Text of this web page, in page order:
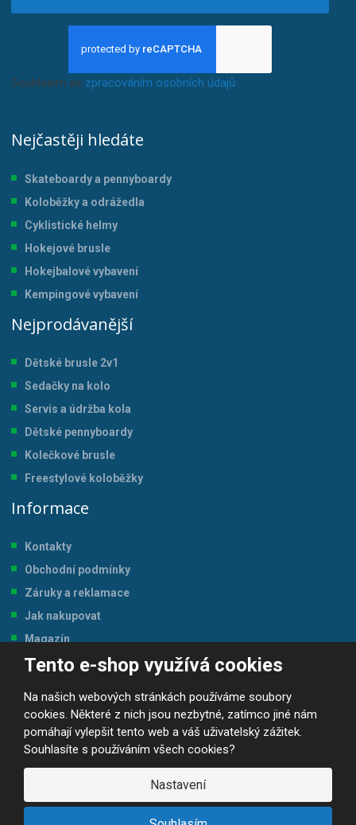
Tento e-shop využívá cookies
Na našich webových stránkách používáme soubory
cookies. Některé z nich jsou nezbytné, zatímco jiné nám
pomáhají vylepšit tento web a váš uživatelský zážitek.
Souhlasíte s používáním všech cookies?
Nastavení
Souhlasím se zpracováním osobních údajů.
Nejčastěji hledáte
Skateboardy a pennyboardy
Koloběžky a odrážedla
Cyklistické helmy
Hokejové brusle
Hokejbalové vybavení
Kempingové vybavení
Nejprodávanější
Dětské brusle 2v1
Sedačky na kolo
Servis a údržba kola
Dětské pennyboardy
Kolečkové brusle
Freestylové koloběžky
Informace
Kontakty
Obchodní podmínky
Záruky a reklamace
Jak nakupovat
Magazín
Tabulka velikostí
© 2026, JP-SPORT.CZ SPORTOVNÍ POTŘEBY
Prohlášení o přístupnosti |Mapa stránek ||GDPR
VYROBILA
R